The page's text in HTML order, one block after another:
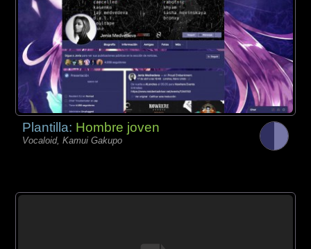
Plantilla: Hombre joven
Vocaloid, Kamui Gakupo